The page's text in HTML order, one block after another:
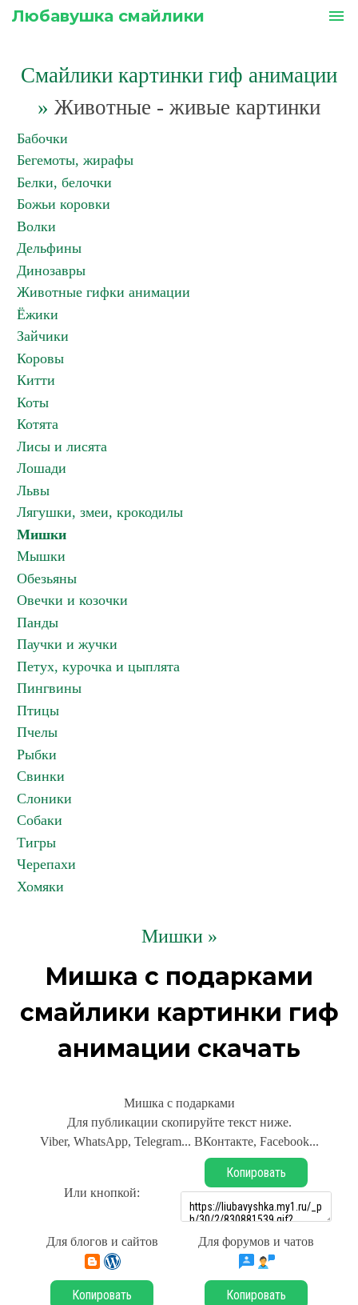
Любавушка смайлики menu
Смайлики картинки гиф анимации
» Животные - живые картинки
Бабочки
Бегемоты, жирафы
Белки, белочки
Божьи коровки
Волки
Дельфины
Динозавры
Животные гифки анимации
Ёжики
Зайчики
Коровы
Китти
Коты
Котята
Лисы и лисята
Лошади
Львы
Лягушки, змеи, крокодилы
Мишки
Мышки
Обезьяны
Овечки и козочки
Панды
Паучки и жучки
Петух, курочка и цыплята
Пингвины
Птицы
Пчелы
Рыбки
Свинки
Слоники
Собаки
Тигры
Черепахи
Хомяки
Мишки »
Мишка с подарками
смайлики картинки гиф
анимации скачать
Мишка с подарками
Для публикации скопируйте текст ниже.
Viber, WhatsApp, Telegram... ВКонтакте, Facebook...
Или кнопкой:
Копировать
Для блогов и сайтов Для форумов и чатов
Копировать Копировать